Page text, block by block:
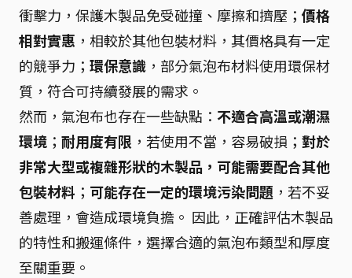
衝擊力，保護木製品免受碰撞、摩擦和擠壓； 價格
相對實惠 ，相較於其他包裝材料，其價格具有一定
的競爭力； 環保意識 ，部分氣泡布材料使用環保材
質，符合可持續發展的需求。
然而，氣泡布也存在一些缺點： 不適合高溫或潮濕
環境 ； 耐用度有限 ，若使用不當，容易破損； 對於
非常大型或複雜形狀的木製品，可能需要配合其他
包裝材料 ； 可能存在一定的環境污染問題 ，若不妥
善處理，會造成環境負擔。 因此，正確評估木製品
的特性和搬運條件，選擇合適的氣泡布類型和厚度
至關重要。